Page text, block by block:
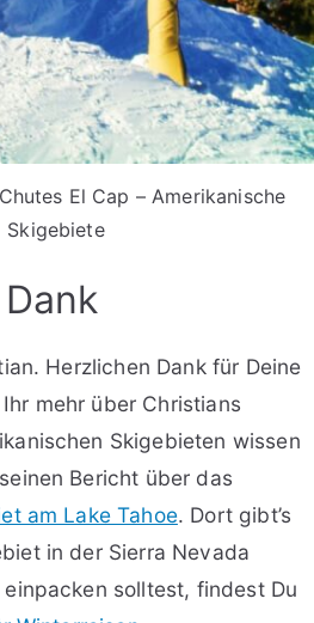
El Cap – Amerikanische
Skigebiete
Herzlichen Dank für Deine
mehr über Christians
Skigebieten wissen
Bericht über das
am Lake Tahoe. Dort gibt’s
in der Sierra Nevada
einpacken solltest, findest Du